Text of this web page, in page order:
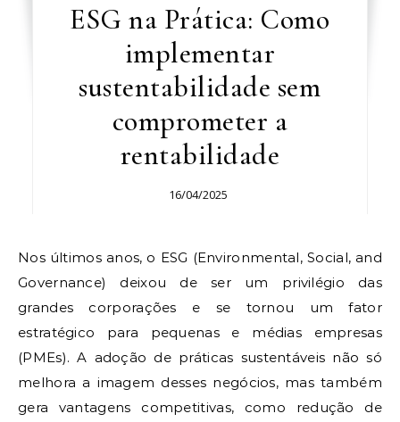
ESG na Prática: Como
implementar
sustentabilidade sem
comprometer a
rentabilidade
16/04/2025
Nos últimos anos, o ESG (Environmental, Social, and
Governance) deixou de ser um privilégio das
grandes corporações e se tornou um fator
estratégico para pequenas e médias empresas
(PMEs). A adoção de práticas sustentáveis não só
melhora a imagem desses negócios, mas também
gera vantagens competitivas, como redução de